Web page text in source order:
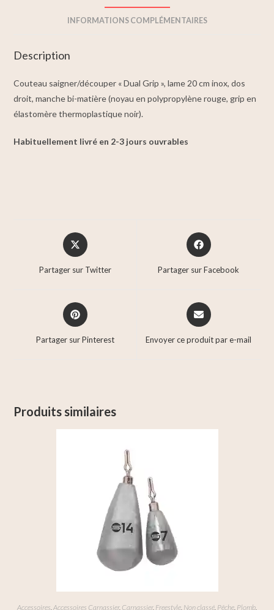
INFORMATIONS COMPLÉMENTAIRES
Description
Couteau saigner/découper « Dual Grip », lame 20 cm inox, dos
droit, manche bi-matière (noyau en polypropylène rouge, grip en
élastomère thermoplastique noir).
Habituellement livré en 2-3 jours ouvrables
Partager sur Twitter Partager sur Facebook
Partager sur Pinterest Envoyer ce produit par e-mail
Produits similaires
Accessoires Accessoires Carnassier, Carnassier, Freestyle Non classé Pêche Plomb